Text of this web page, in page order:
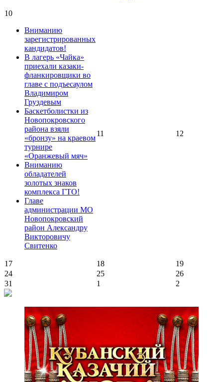
10
Вниманию
зарегистрированных
кандидатов!
В лагерь «Чайка»
приехали казаки-
фланкировщики во
главе с подъесаулом
Владимиром
Груздевым
Баскетболистки из
Новопокровского
района взяли
«бронзу» на краевом
турнире
«Оранжевый мяч»
Вниманию
обладателей
золотых знаков
комплекса ГТО!
Главе
администрации МО
Новопокровский
район Александру
Викторовичу
Свитенко
11 12
17 18
19
24
25
26
31
1 2